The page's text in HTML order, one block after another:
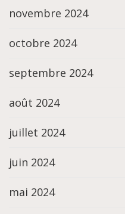
novembre 2024
octobre 2024
septembre 2024
août 2024
juillet 2024
juin 2024
mai 2024